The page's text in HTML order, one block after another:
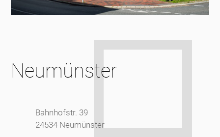
Neumünster
Bahnhofstr. 39
24534 Neumünster